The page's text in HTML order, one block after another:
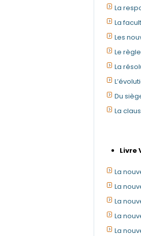
La
La
Les
Le
La
Du
La
Livre
La
La
La
La
La